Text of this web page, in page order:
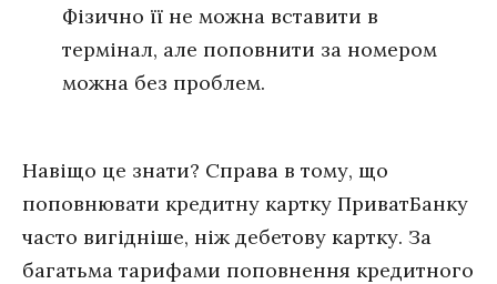
Фізично її не можна вставити в
термінал, але поповнити за номером
можна без проблем.
Навіщо це знати? Справа в тому, що
поповнювати кредитну картку ПриватБанку
часто вигідніше, ніж дебетову картку. За
багатьма тарифами поповнення кредитного